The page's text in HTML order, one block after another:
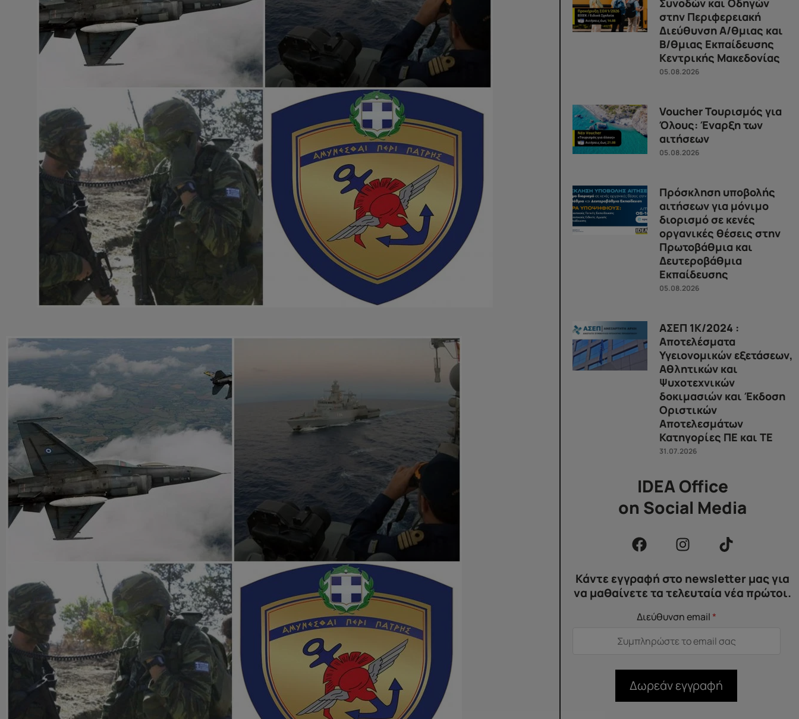
Συνοδών και Οδηγών
στην Περιφερειακή
Διεύθυνση Α/θμιας και
Β/θμιας Εκπαίδευσης
Κεντρικής Μακεδονίας
05.08.2026
Voucher Τουρισμός για
Όλους: Έναρξη των
αιτήσεων
05.08.2026
Πρόσκληση υποβολής
αιτήσεων για μόνιμο
διορισμό σε κενές
οργανικές θέσεις στην
Πρωτοβάθμια και
Δευτεροβάθμια
Εκπαίδευσης
05.08.2026
ΑΣΕΠ 1Κ/2024 :
Αποτελέσματα
Υγειονομικών εξετάσεων,
Αθλητικών και
Ψυχοτεχνικών
δοκιμασιών και Έκδοση
Οριστικών
Αποτελεσμάτων
Κατηγορίες ΠΕ και ΤΕ
31.07.2026
IDEA Office
on Social Media
Κάντε εγγραφή στο newsletter μας για
να μαθαίνετε τα τελευταία νέα πρώτοι.
Διεύθυνση email*
Δωρεάν εγγραφή